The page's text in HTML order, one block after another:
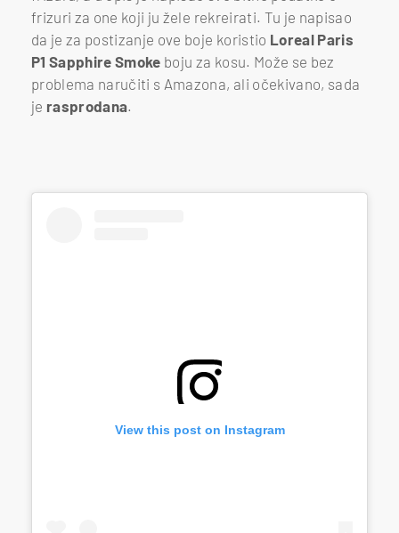
frizuri za one koji ju žele rekreirati. Tu je napisao
da je za postizanje ove boje koristio Loreal Paris
P1 Sapphire Smoke boju za kosu. Može se bez
problema naručiti s Amazona, ali očekivano, sada
je rasprodana.
View this post on Instagram